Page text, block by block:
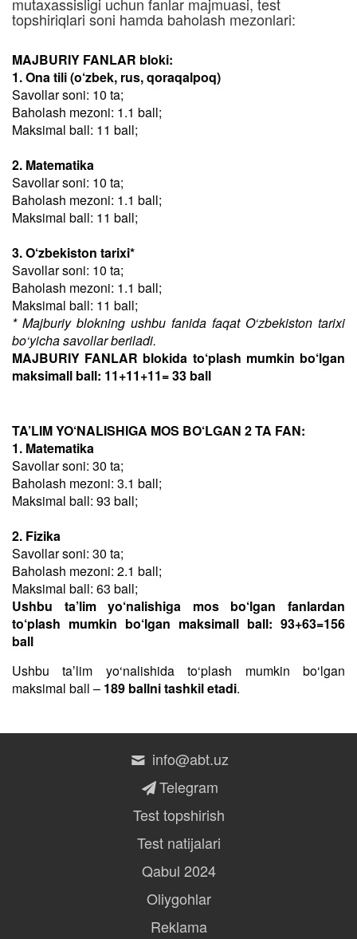
topshiriqlari soni hamda baholash mezonlari:
MAJBURIY FANLAR bloki:
1. Ona tili (o‘zbek, rus, qoraqalpoq)
Savollar soni: 10 ta;
Baholash mezoni: 1.1 ball;
Maksimal ball: 11 ball;
2. Matematika
Savollar soni: 10 ta;
Baholash mezoni: 1.1 ball;
Maksimal ball: 11 ball;
3. O‘zbekiston tarixi*
Savollar soni: 10 ta;
Baholash mezoni: 1.1 ball;
Maksimal ball: 11 ball;
* Majburiy blokning ushbu fanida faqat O‘zbekiston tarixi
bo‘yicha savollar beriladi.
MAJBURIY FANLAR blokida to‘plash mumkin bo‘lgan
maksimall ball: 11+11+11= 33 ball
TA’LIM YO‘NALISHIGA MOS BO‘LGAN 2 TA FAN:
1. Matematika
Savollar soni: 30 ta;
Baholash mezoni: 3.1 ball;
Maksimal ball: 93 ball;
2. Fizika
Savollar soni: 30 ta;
Baholash mezoni: 2.1 ball;
Maksimal ball: 63 ball;
Ushbu ta’lim yo‘nalishiga mos bo‘lgan fanlardan
to‘plash mumkin bo‘lgan maksimall ball: 93+63=156
ball
Ushbu taʼlim yo‘nalishida to‘plash mumkin bo‘lgan
maksimal ball – 189 ballni tashkil etadi.
info@abt.uz
Telegram
Test topshirish
Test natijalari
Qabul 2024
Oliygohlar
Reklama